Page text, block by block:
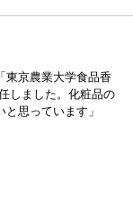
東京農業大学食品香
しました。化粧品の
思っています」